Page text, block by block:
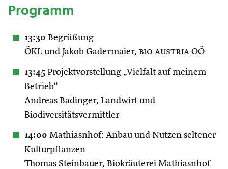
Programm
13:30 Begrüßung
ÖKL und Jakob Gadermaier, bio austria OÖ
13:45 Projektvorstellung „Vielfalt auf meinem
Betrieb“
Andreas Badinger, Landwirt und
Biodiversitätsvermittler
14:00 Mathiasnhof: Anbau und Nutzen seltener
Kulturpflanzen
Thomas Steinbauer, Biokräuterei Mathiasnhof